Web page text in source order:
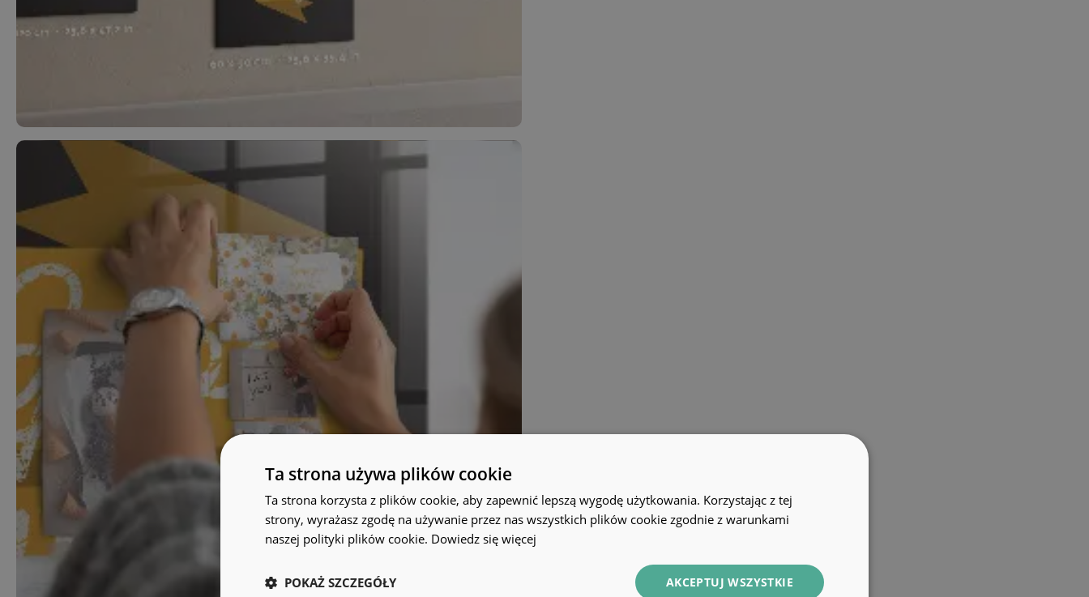
Ta strona używa plików cookie
Ta strona korzysta z plików cookie, aby zapewnić lepszą wygodę użytkowania. Korzystając z tej
strony, wyrażasz zgodę na używanie przez nas wszystkich plików cookie zgodnie z warunkami
naszej polityki plików cookie. Dowiedz się więcej
AKCEPTUJ WSZYSTKIE
POKAŻ SZCZEGÓŁY